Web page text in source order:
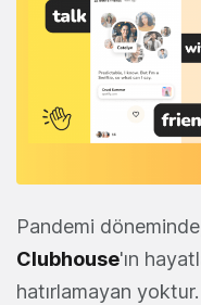
Pandemi
Clubhouse'ın
hatırlamayan